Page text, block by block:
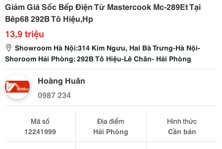
Giảm Giá Sốc Bếp Điện Từ Mastercook Mc-289Et Tại
Bêp68 292B Tô Hiệu,Hp
13,9 triệu
Showroom Hà Nội:314 Kim Ngưu, Hai Bà Trưng-Hà Nội-
Shoroom Hải Phòng: 292B Tô Hiệu-Lê Chân- Hải Phòng
Hoàng Huân
0987 234
Mã số
12241999
Địa điểm
Hải Phòng
Hình thức
Cần bán